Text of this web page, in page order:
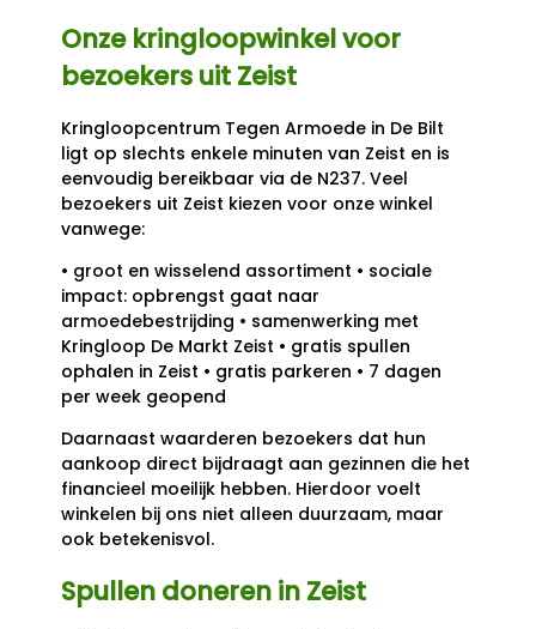
Onze kringloopwinkel voor
bezoekers uit Zeist
Kringloopcentrum Tegen Armoede in De Bilt
ligt op slechts enkele minuten van Zeist en is
eenvoudig bereikbaar via de N237. Veel
bezoekers uit Zeist kiezen voor onze winkel
vanwege:
• groot en wisselend assortiment • sociale
impact: opbrengst gaat naar
armoedebestrijding • samenwerking met
Kringloop De Markt Zeist • gratis spullen
ophalen in Zeist • gratis parkeren • 7 dagen
per week geopend
Daarnaast waarderen bezoekers dat hun
aankoop direct bijdraagt aan gezinnen die het
financieel moeilijk hebben. Hierdoor voelt
winkelen bij ons niet alleen duurzaam, maar
ook betekenisvol.
Spullen doneren in Zeist